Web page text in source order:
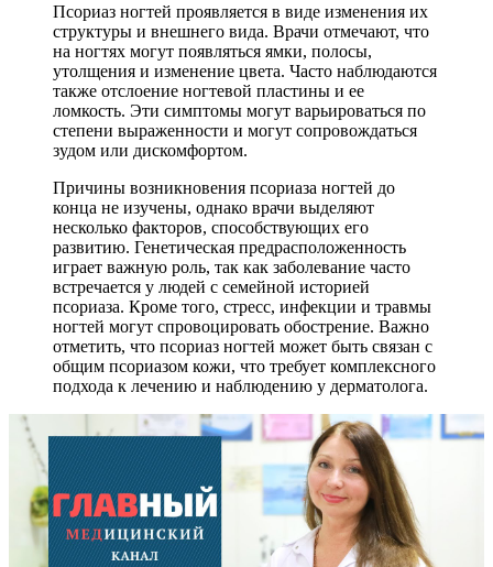
Псориаз ногтей проявляется в виде изменения их
структуры и внешнего вида. Врачи отмечают, что
на ногтях могут появляться ямки, полосы,
утолщения и изменение цвета. Часто наблюдаются
также отслоение ногтевой пластины и ее
ломкость. Эти симптомы могут варьироваться по
степени выраженности и могут сопровождаться
зудом или дискомфортом.
Причины возникновения псориаза ногтей до
конца не изучены, однако врачи выделяют
несколько факторов, способствующих его
развитию. Генетическая предрасположенность
играет важную роль, так как заболевание часто
встречается у людей с семейной историей
псориаза. Кроме того, стресс, инфекции и травмы
ногтей могут спровоцировать обострение. Важно
отметить, что псориаз ногтей может быть связан с
общим псориазом кожи, что требует комплексного
подхода к лечению и наблюдению у дерматолога.